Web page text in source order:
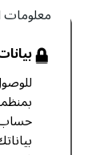
معلومات
حساب